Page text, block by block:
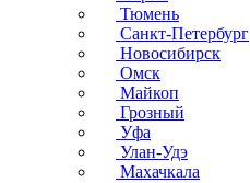
Тюмень
Санкт-Петербург
Новосибирск
Омск
Майкоп
Грозный
Уфа
Улан-Удэ
Махачкала